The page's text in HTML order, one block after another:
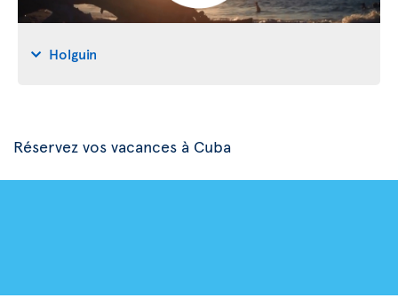
Holguin
Réservez vos vacances à Cuba